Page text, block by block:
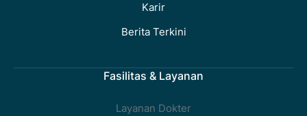
Karir
Berita Terkini
Fasilitas & Layanan
Layanan Dokter